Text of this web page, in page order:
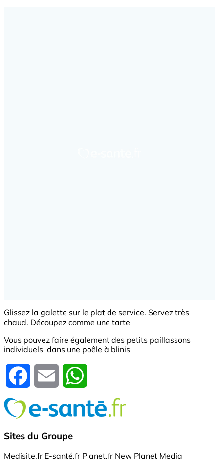
Glissez la galette sur le plat de service. Servez très
chaud. Découpez comme une tarte.
Vous pouvez faire également des petits paillassons
individuels, dans une poêle à blinis.
Facebook Email
Sites du Groupe
Medisite.fr E-santé.fr Planet.fr New Planet Media